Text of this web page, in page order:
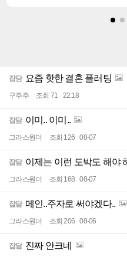
잡담 요즘 핫한 결혼 플러팅
구주주 조회 71 22:18
잡담 이미.. 이미..
그라스원더 조회 126 08-07
잡담 이제는 이런 도박도 해야
그라스원더 조회 168 08-07
잡담 메인..주자로 써야겠다..
그라스원더 조회 206 08-06
잡담 진짜 안크네